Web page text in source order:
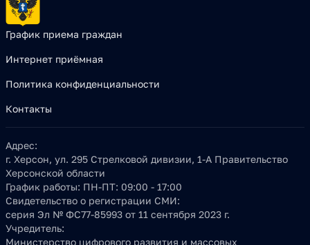
График приема граждан
Интернет приёмная
Политика конфиденциальности
Контакты
Адрес:
г. Херсон, ул. 295 Стрелковой дивизии, 1-А Правительство
Херсонской области
График работы: ПН-ПТ: 09:00 - 17:00
Свидетельство о регистрации СМИ:
серия Эл № ФС77-85993 от 11 сентября 2023 г.
Учредитель:
Министерство цифрового развития и массовых